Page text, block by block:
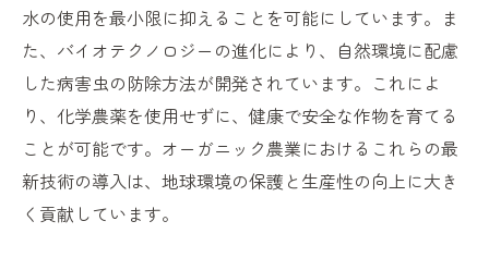
水の使用を最小限に抑えることを可能にしています。ま
た、バイオテクノロジーの進化により、自然環境に配慮
した病害虫の防除方法が開発されています。これによ
り、化学農薬を使用せずに、健康で安全な作物を育てる
ことが可能です。オーガニック農業におけるこれらの最
新技術の導入は、地球環境の保護と生産性の向上に大き
く貢献しています。